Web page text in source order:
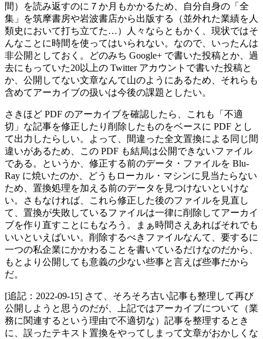
間）を読み返すのに７か月もかかるため、自分自身の「全
集」を筑摩書房や岩波書店から出版する（並外れた業績を人
類史において打ち立てた…）人々ならともかく、現状ではそ
んなことに時間を使ってはいられない。なので、いったんは
非公開としておく。どのみち Google+ で書いた投稿とか、過
去にもっていた20以上の Twitter アカウントで書いた投稿と
か、公開してない文章なんて山のようにあるため、それらも
含めてアーカイブの扱いは今後の課題としたい。
さきほど PDF のアーカイブを確認したら、これも「不適
切」な記事を修正したり削除したものをベースに PDF とし
て出力したらしい。よって、間違った全文置換による同じ間
違いがあるため、この PDF も結局は公開できないファイル
である。というか、修正する前のデータ・ファイルを Blu-
Ray に焼いたのか、どうもローカル・マシンに見当たらない
ため、置換処理を加える前のデータを見つけないといけな
い。さもなければ、これら修正した後のファイルを見直し
て、置換が失敗しているファイルは一律に削除してアーカイ
ブを作り直すことにもなろう。まぁ時間さえあればそれでも
いいといえばいい。削除するべきファイルなんて、要するに
一つの私企業にかかわることを書いているだけなのだから、
もとより公開しても意義の少ない些事と言えば些事だから
だ。
[追記：2022-09-15] さて、そろそろ古い記事も整理して再び
公開しようと思うのだが、上記ではアーカイブについて（業
務に関連するという理由で不適切な）記事を整理するとき
に、誤ったテキスト置換をやってしまって文章がおかしくな